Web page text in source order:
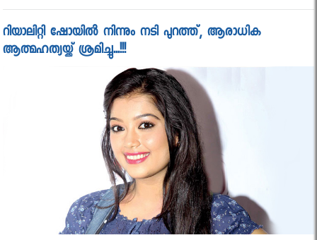
റിയാലിറ്റി ഷോയില്‍ നിന്നും നടി പുറത്ത്, ആരാധിക
ആത്മഹത്യയ്ക്ക് ശ്രമിച്ചു...!!!